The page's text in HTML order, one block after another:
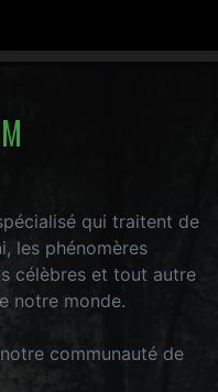
qui traitent de
les phénomères
célèbres et tout autre
notre monde.
communauté de